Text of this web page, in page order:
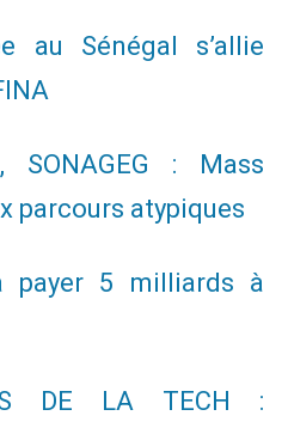
au Sénégal s’allie
SONAGEG : Mass
parcours atypiques
payer 5 milliards à
DE LA TECH :